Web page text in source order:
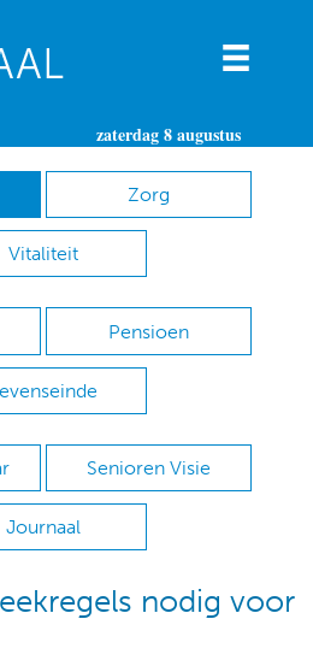
zaterdag 8 augustus
Zorg
Vitaliteit
Pensioen
Senioren Visie
Journaal
nodig voor